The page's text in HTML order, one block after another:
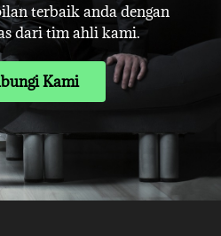
terbaik anda dengan
dari tim ahli kami.
Kami